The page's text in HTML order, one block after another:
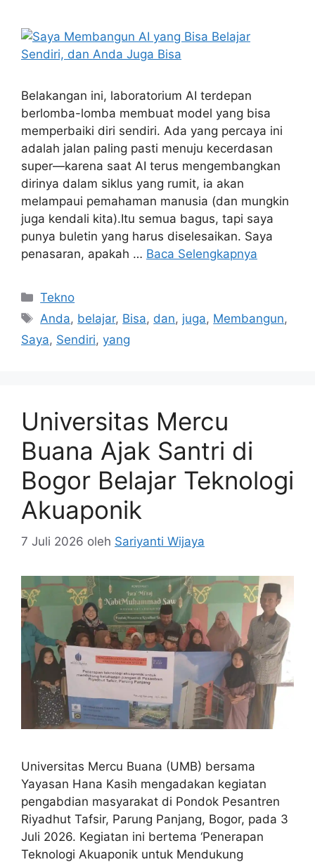
Belakangan ini, laboratorium AI terdepan
berlomba-lomba membuat model yang bisa
memperbaiki diri sendiri. Ada yang percaya ini
adalah jalan paling pasti menuju kecerdasan
super—karena saat AI terus mengembangkan
dirinya dalam siklus yang rumit, ia akan
melampaui pemahaman manusia (dan mungkin
juga kendali kita).Itu semua bagus, tapi saya
punya buletin yang harus diselesaikan. Saya
penasaran, apakah … Baca Selengkapnya
Kategori
Tekno
Tag
Anda, belajar, Bisa, dan, juga, Membangun,
Saya, Sendiri, yang
Universitas Mercu
Buana Ajak Santri di
Bogor Belajar Teknologi
Akuaponik
7 Juli 2026 oleh Sariyanti Wijaya
Universitas Mercu Buana (UMB) bersama
Yayasan Hana Kasih mengadakan kegiatan
pengabdian masyarakat di Pondok Pesantren
Riyadhut Tafsir, Parung Panjang, Bogor, pada 3
Juli 2026. Kegiatan ini bertema ‘Penerapan
Teknologi Akuaponik untuk Mendukung